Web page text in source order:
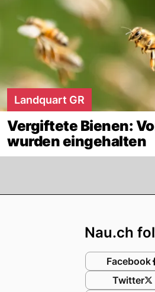
Landquart GR
Vergiftete Bienen:
wurden eingehalten
Nau.ch
Facebook
Twitter